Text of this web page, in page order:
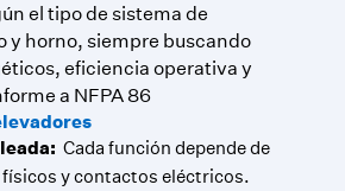
el tipo de sistema de
y horno, siempre buscando
eficiencia operativa y
a NFPA 86
Cada función depende de
físicos y contactos eléctricos.